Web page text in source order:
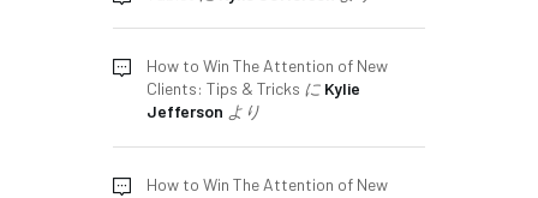
How to Win The Attention of New
Clients: Tips & Tricks に Kylie
Jefferson より
How to Win The Attention of New